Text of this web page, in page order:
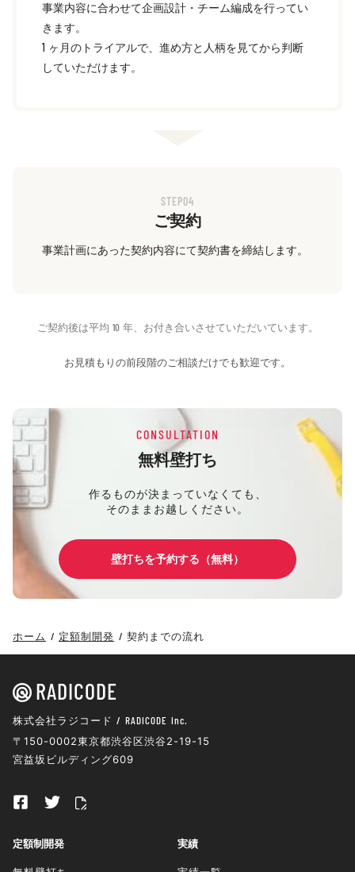
事業内容に合わせて企画設計・チーム編成を行ってい
きます。
1 ヶ月のトライアルで、進め方と人柄を見てから判断
していただけます。
STEP04
ご契約
事業計画にあった契約内容にて契約書を締結します。
ご契約後は平均 10 年、お付き合いさせていただいています。
お見積もりの前段階のご相談だけでも歓迎です。
CONSULTATION
無料壁打ち
作るものが決まっていなくても、
そのままお越しください。
壁打ちを予約する（無料）
ホーム 定額制開発 契約までの流れ
RADICODE
株式会社ラジコード / RADICODE inc.
〒150-0002東京都渋谷区渋谷2-19-15
宮益坂ビルディング609
定額制開発 実績